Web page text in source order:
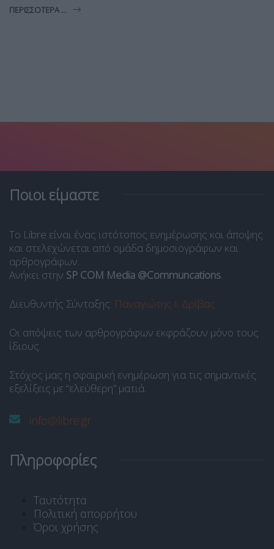
ΠΕΡΙΣΣΌΤΕΡΑ ...
Ποιοι είμαστε
Το Libre είναι ένας ιστότοπος ενημέρωσης και άποψης
και στελεχώνεται από ομάδα δημοσιογράφων και
αρθρογράφων.
Ανήκει στην SP COM Media @Communcations.
Διευθυντής Σύνταξης: Παναγιώτης Ι. Δρίβας.
Οι απόψεις των αρθρογράφων εκφράζουν μόνο τους
ίδιους.
Στόχος μας η σφαιρική ενημέρωση για τις σημαντικές
εξελίξεις με “ελεύθερη” ματιά.
info@libre.gr
Πληροφορίες
Ταυτότητα
Πολιτική απορρήτου
Όροι χρήσης